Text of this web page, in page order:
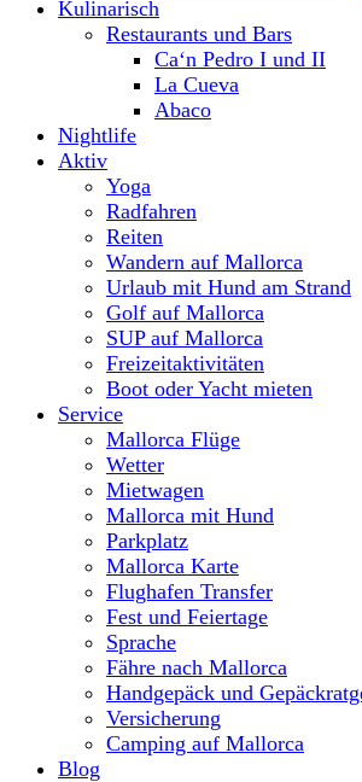
Kulinarisch
Restaurants und Bars
Ca‘n Pedro I und II
La Cueva
Abaco
Nightlife
Aktiv
Yoga
Radfahren
Reiten
Wandern auf Mallorca
Urlaub mit Hund am Strand
Golf auf Mallorca
SUP auf Mallorca
Freizeitaktivitäten
Boot oder Yacht mieten
Service
Mallorca Flüge
Wetter
Mietwagen
Mallorca mit Hund
Parkplatz
Mallorca Karte
Flughafen Transfer
Fest und Feiertage
Sprache
Fähre nach Mallorca
Handgepäck und
Versicherung
Camping auf Mallorca
Blog